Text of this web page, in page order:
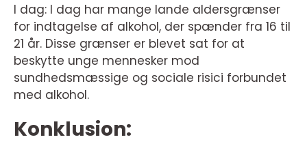
I dag: I dag har mange lande aldersgrænser
for indtagelse af alkohol, der spænder fra 16 til
21 år. Disse grænser er blevet sat for at
beskytte unge mennesker mod
sundhedsmæssige og sociale risici forbundet
med alkohol.
Konklusion: